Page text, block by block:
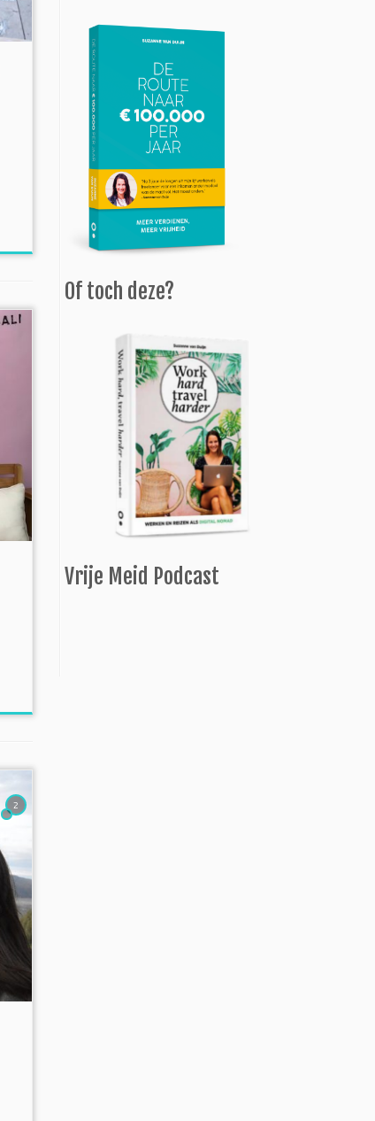
2
Of toch deze?
Vrije Meid Podcast